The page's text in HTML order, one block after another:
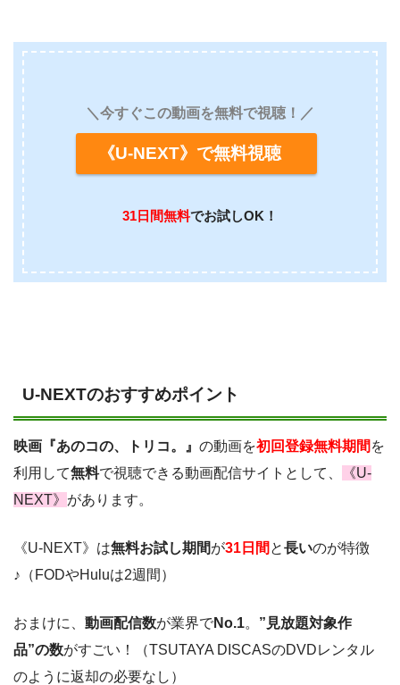
＼今すぐこの動画を無料で視聴！／
《U-NEXT》で無料視聴
31日間無料でお試しOK！
U-NEXTのおすすめポイント
映画『あのコの、トリコ。』 の動画を初回登録無料期間 を
利用して無料で視聴できる動画配信サイトとして、
《U-
NEXT》 があります。
《U-NEXT》は無料お試し期間が31日間 と長いのが特徴
♪（FODやHuluは2週間）
おまけに、 動画配信数が業界でNo.1。 ”見放題対象作
品”の数がすごい！（TSUTAYA DISCASのDVDレンタル
のように返却の必要なし）